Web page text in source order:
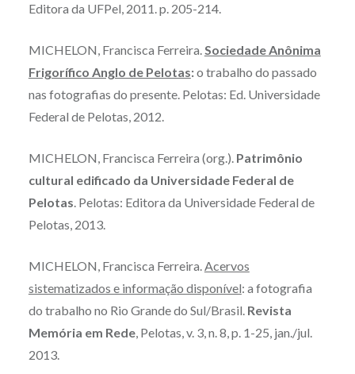
Editora da UFPel, 2011. p. 205-214.
MICHELON, Francisca Ferreira.Sociedade Anônima
Frigorífico Anglo de Pelotas:o trabalho do passado
nas fotografias do presente. Pelotas: Ed. Universidade
Federal de Pelotas, 2012.
MICHELON, Francisca Ferreira (org.). Patrimônio
cultural edificado da Universidade Federal de
Pelotas. Pelotas: Editora da Universidade Federal de
Pelotas, 2013.
MICHELON, Francisca Ferreira.Acervos
sistematizados e informação disponível: a fotografia
do trabalho no Rio Grande do Sul/Brasil. Revista
Memória em Rede, Pelotas, v. 3, n. 8, p. 1-25, jan./jul.
2013.